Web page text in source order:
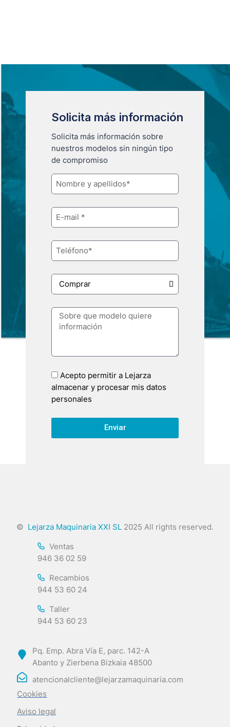
Solicita más información
Solicita más información sobre
nuestros modelos sin ningún tipo
de compromiso
Acepto permitir a Lejarza
almacenar y procesar mis datos
personales
Enviar
© Lejarza Maquinaria XXI SL 2025 All rights reserved.
Ventas
946 36 02 59
Recambios
944 53 60 24
Taller
944 53 60 23
Pq. Emp. Abra Vía E, parc. 142-A
Abanto y Zierbena Bizkaia 48500
atencionalcliente@lejarzamaquinaria.com
Cookies
Aviso legal